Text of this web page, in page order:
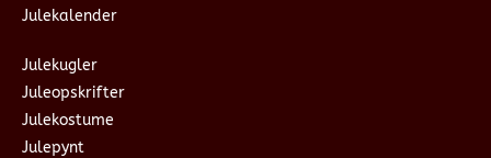
Julekalender
Julekugler
Juleopskrifter
Julekostume
Julepynt